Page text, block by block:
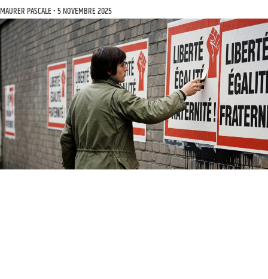
MAURER PASCALE 5 NOVEMBRE 2025